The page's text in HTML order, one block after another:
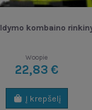
kombaino
Woopie
22,83 €
Į krepšelį